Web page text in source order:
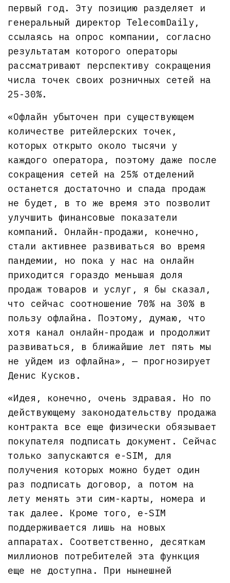
первый год. Эту позицию разделяет и
генеральный директор TelecomDaily,
ссылаясь на опрос компании, согласно
результатам которого операторы
рассматривают перспективу сокращения
числа точек своих розничных сетей на
25-30%.
«Офлайн убыточен при существующем
количестве ритейлерских точек,
которых открыто около тысячи у
каждого оператора, поэтому даже после
сокращения сетей на 25% отделений
останется достаточно и спада продаж
не будет, в то же время это позволит
улучшить финансовые показатели
компаний. Онлайн-продажи, конечно,
стали активнее развиваться во время
пандемии, но пока у нас на онлайн
приходится гораздо меньшая доля
продаж товаров и услуг, я бы сказал,
что сейчас соотношение 70% на 30% в
пользу офлайна. Поэтому, думаю, что
хотя канал онлайн-продаж и продолжит
развиваться, в ближайшие лет пять мы
не уйдем из офлайна», — прогнозирует
Денис Кусков.
«Идея, конечно, очень здравая. Но по
действующему законодательству продажа
контракта все еще физически обязывает
покупателя подписать документ. Сейчас
только запускаются e-SIM, для
получения которых можно будет один
раз подписать договор, а потом на
лету менять эти сим-карты, номера и
так далее. Кроме того, e-SIM
поддерживается лишь на новых
аппаратах. Соответственно, десяткам
миллионов потребителей эта функция
еще не доступна. При нынешней